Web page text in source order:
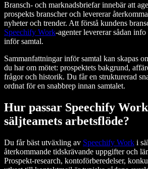
Bransch- och marknadsbriefar innebär att
prospekts branscher och levererar
nyheter och trender. Att förstå kundens
Speechify Work-agenter levererar sådan
inför samtal.
Sammanfattningar inför samtal kan skapas
du har om mötet: prospektets bakgrund,
frågor och historik. Du får en strukturerad
ordnat för en snabbrep innan samtalet.
Hur passar Speechify
säljteamets arbetsflöde?
Du får bäst utväxling av Speechify Work i
återkommande tidskrävande uppgifter och
Prospekt-research, kontoförberedelser,